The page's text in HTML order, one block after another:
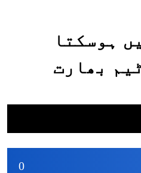
ہوسکتا
بھارت
ٹیم پاکستان
محسن نقوی
0